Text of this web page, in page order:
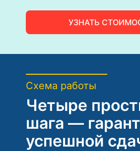
УЗНАТЬ
Схема работы
Четыре
шага —
успешной